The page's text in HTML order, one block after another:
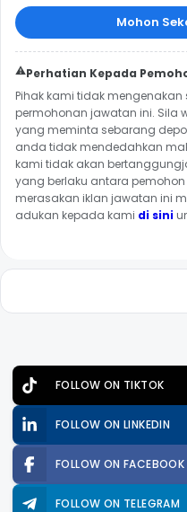
Mohon
⚠️Perhatian Kepada
Pihak kami tidak
permohonan jawatan ini. Sila
yang meminta sebarang
anda tidak mendedahkan
kami tidak akan
yang berlaku antara
merasakan iklan jawatan ini
adukan kepada kami di sini
FOLLOW ON TIKTOK
FOLLOW ON LINKEDIN
FOLLOW ON FACEBOOK
FOLLOW ON TELEGRAM